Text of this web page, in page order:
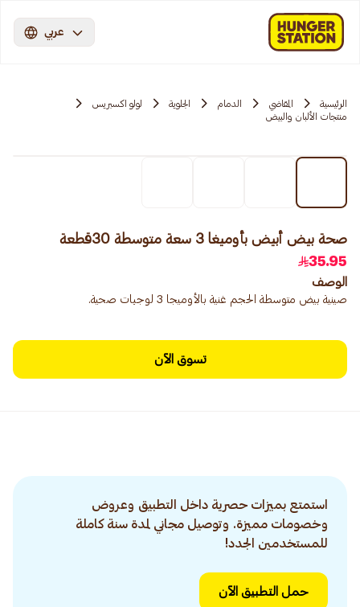
عربي
الرئيسية المقاضي الدمام الجلوية
لولو اكسبريس
منتجات الألبان والبيض
صحة بيض أبيض بأوميغا 3 سعة متوسطة 30قطعة
35.95
الوصف
صينية بيض متوسطة الحجم غنية بالأوميجا 3 لوجبات صحية.
تسوق الآن
استمتع بميزات حصرية داخل التطبيق وعروض
وخصومات مميزة. وتوصيل مجاني لمدة سنة كاملة
للمستخدمين الجدد!
حمل التطبيق الآن